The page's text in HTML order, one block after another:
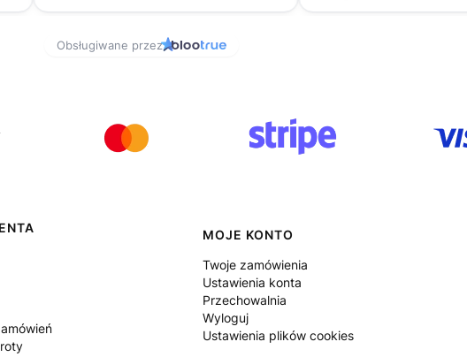
MOJE KONTO
Twoje zamówienia
Ustawienia konta
Przechowalnia
Wyloguj
Ustawienia plików cookies